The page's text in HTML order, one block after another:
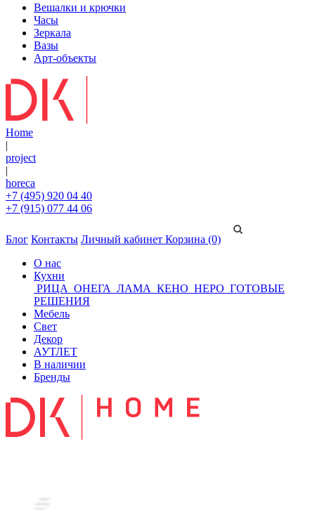
Вешалки и крючки
Часы
Зеркала
Вазы
Арт-объекты
Home
|
project
|
horeca
+7 (495) 920 04 40
+7 (915) 077 44 06
Блог Контакты Личный кабинет Корзина (0)
О нас
Кухни
РИЦА ОНЕГА ЛАМА КЕНО НЕРО ГОТОВЫЕ
РЕШЕНИЯ
Мебель
Свет
Декор
АУТЛЕТ
В наличии
Бренды